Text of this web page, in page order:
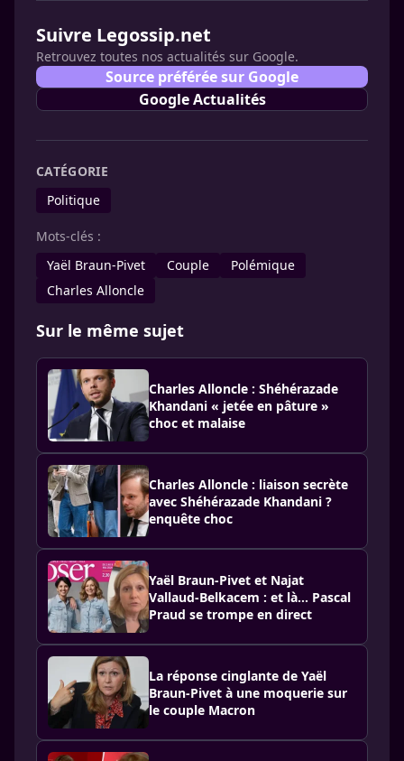
Suivre Legossip.net
Retrouvez toutes nos actualités sur Google.
Source préférée sur Google
Google Actualités
CATÉGORIE
Politique
Mots-clés :
Yaël Braun-Pivet
Couple
Polémique
Charles Alloncle
Sur le même sujet
Charles Alloncle : Shéhérazade
Khandani « jetée en pâture »
choc et malaise
Charles Alloncle : liaison secrète
avec Shéhérazade Khandani ?
enquête choc
Yaël Braun-Pivet et Najat
Vallaud-Belkacem : et là… Pascal
Praud se trompe en direct
La réponse cinglante de Yaël
Braun-Pivet à une moquerie sur
le couple Macron